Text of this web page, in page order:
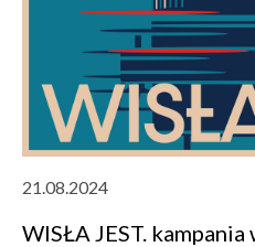
21.08.2024
WISŁA JEST.